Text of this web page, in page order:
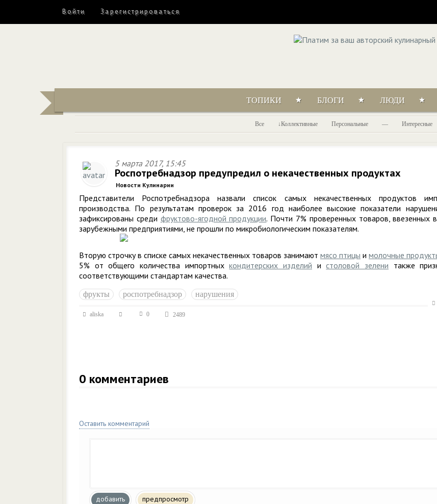
Войти Зарегистрироваться
ТОПИКИ БЛОГИ ЛЮДИ
Все Коллективные Персональные — Интересные
5 марта 2017, 15:45
Роспотребнадзор предупредил о некачественных продуктах
Новости Кулинарии
Представители Роспотребнадзора назвали список самых некачественных продуктов
производства. По результатам проверок за 2016 год наиболее высокие показатели
зафиксированы среди фруктово-ягодной продукции. Почти 7% проверенных товаров, ввезенных
зарубежными предприятиями, не прошли по микробиологическим показателям.
Вторую строчку в списке самых некачественных товаров занимают мясо птицы и молочные
5% от общего количества импортныхкондитерских изделий истоловой зелени также
соответствующими стандартам качества.
фрукты роспотребнадзор нарушения
aliska 0 2489
0 комментариев
Оставить комментарий
добавить предпросмотр